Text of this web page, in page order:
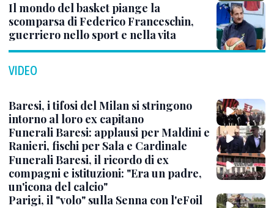
Il mondo del basket piange la
scomparsa di Federico Franceschin,
guerriero nello sport e nella vita
VIDEO
Baresi, i tifosi del Milan si stringono
intorno al loro ex capitano
Funerali Baresi: applausi per Maldini e
Ranieri, fischi per Sala e Cardinale
Funerali Baresi, il ricordo di ex
compagni e istituzioni: "Era un padre,
un'icona del calcio"
Parigi, il "volo" sulla Senna con l'eFoil